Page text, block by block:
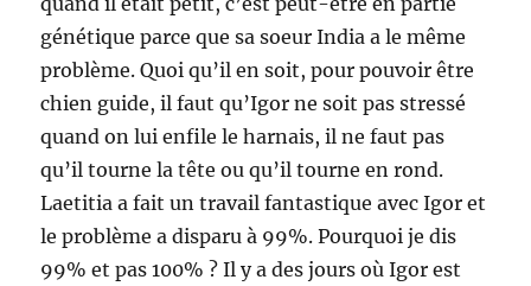
génétique parce que sa soeur India a le même
problème. Quoi qu’il en soit, pour pouvoir être
chien guide, il faut qu’Igor ne soit pas stressé
quand on lui enfile le harnais, il ne faut pas
qu’il tourne la tête ou qu’il tourne en rond.
Laetitia a fait un travail fantastique avec Igor et
le problème a disparu à 99%. Pourquoi je dis
99% et pas 100% ? Il y a des jours où Igor est